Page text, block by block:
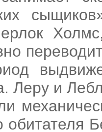
Леру и
обитателя